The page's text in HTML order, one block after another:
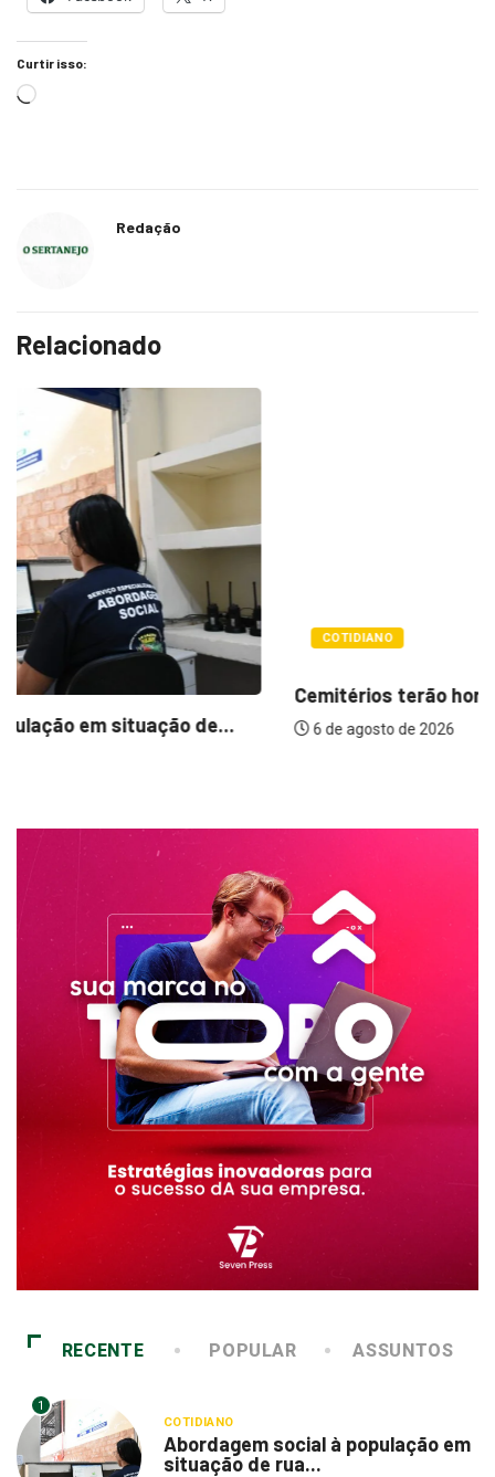
Curtir isso:
Redação
Relacionado
Cemitérios terão horário especial e missas no...
6 de agosto de 2026
RECENTE POPULAR ASSUNTOS
1
COTIDIANO
Abordagem social à população em
situação de rua...